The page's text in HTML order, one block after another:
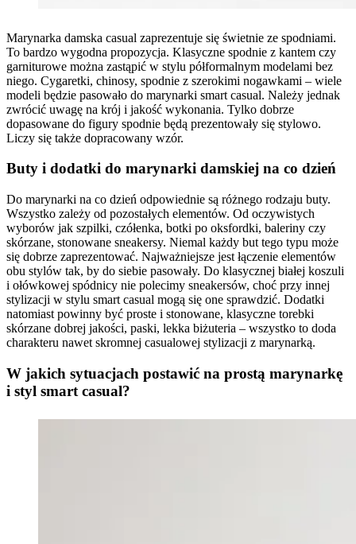
Marynarka damska casual zaprezentuje się świetnie ze spodniami.
To bardzo wygodna propozycja. Klasyczne spodnie z kantem czy
garniturowe można zastąpić w stylu półformalnym modelami bez
niego. Cygaretki, chinosy, spodnie z szerokimi nogawkami – wiele
modeli będzie pasowało do marynarki smart casual. Należy jednak
zwrócić uwagę na krój i jakość wykonania. Tylko dobrze
dopasowane do figury spodnie będą prezentowały się stylowo.
Liczy się także dopracowany wzór.
Buty i dodatki do marynarki damskiej na co dzień
Do marynarki na co dzień odpowiednie są różnego rodzaju buty.
Wszystko zależy od pozostałych elementów. Od oczywistych
wyborów jak szpilki, czółenka, botki po oksfordki, baleriny czy
skórzane, stonowane sneakersy. Niemal każdy but tego typu może
się dobrze zaprezentować. Najważniejsze jest łączenie elementów
obu stylów tak, by do siebie pasowały. Do klasycznej białej koszuli
i ołówkowej spódnicy nie polecimy sneakersów, choć przy innej
stylizacji w stylu smart casual mogą się one sprawdzić. Dodatki
natomiast powinny być proste i stonowane, klasyczne torebki
skórzane dobrej jakości, paski, lekka biżuteria – wszystko to doda
charakteru nawet skromnej casualowej stylizacji z marynarką.
W jakich sytuacjach postawić na prostą marynarkę
i styl smart casual?